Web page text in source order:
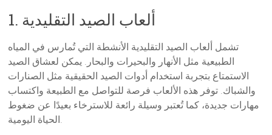
1. ألعاب الصيد التقليدية
تشمل ألعاب الصيد التقليدية الأنشطة التي تُمارس في المياه
الطبيعية مثل الأنهار والبحيرات والبحار. يمكن لعشاق الصيد
الاستمتاع بتجربة استخدام أدوات الصيد الحقيقية مثل الصنارات
والشباك. توفر هذه الألعاب فرصة للتواصل مع الطبيعة واكتساب
مهارات جديدة، كما تُعتبر وسيلة رائعة للاسترخاء بعيدًا عن ضغوط
الحياة اليومية.